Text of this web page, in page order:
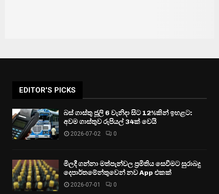
EDITOR'S PICKS
බස් ගාස්තු ජූලි 6 වැනිදා සිට 12%කින් ඉහළට:
අවම ගාස්තුව රුපියල් 34ක් වෙයි
2026-07-02 0
මිලදී ගන්නා මත්පැන්වල ප්‍රමිතිය සෙවීමට සුරාබදු
දෙපාර්තමේන්තුවෙන් නව App එකක්
2026-07-01 0